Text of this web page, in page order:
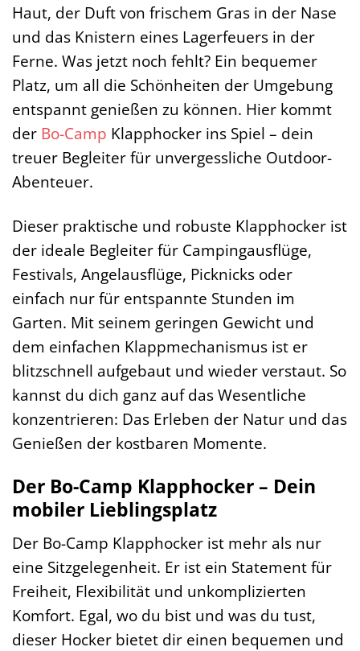
Haut, der Duft von frischem Gras in der Nase
und das Knistern eines Lagerfeuers in der
Ferne. Was jetzt noch fehlt? Ein bequemer
Platz, um all die Schönheiten der Umgebung
entspannt genießen zu können. Hier kommt
der Bo-Camp Klapphocker ins Spiel – dein
treuer Begleiter für unvergessliche Outdoor-
Abenteuer.
Dieser praktische und robuste Klapphocker ist
der ideale Begleiter für Campingausflüge,
Festivals, Angelausflüge, Picknicks oder
einfach nur für entspannte Stunden im
Garten. Mit seinem geringen Gewicht und
dem einfachen Klappmechanismus ist er
blitzschnell aufgebaut und wieder verstaut. So
kannst du dich ganz auf das Wesentliche
konzentrieren: Das Erleben der Natur und das
Genießen der kostbaren Momente.
Der Bo-Camp Klapphocker – Dein
mobiler Lieblingsplatz
Der Bo-Camp Klapphocker ist mehr als nur
eine Sitzgelegenheit. Er ist ein Statement für
Freiheit, Flexibilität und unkomplizierten
Komfort. Egal, wo du bist und was du tust,
dieser Hocker bietet dir einen bequemen und